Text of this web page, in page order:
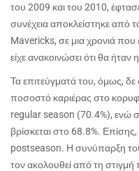
του 2009 και του 2010,
συνέχεια αποκλείστηκε από
Mavericks, σε μια χρονιά
είχε ανακοινώσει ότι θα ήταν
Τα επιτεύγματά του, όμως,
ποσοστό καριέρας στο
regular season (70.4%), ενώ
βρίσκεται στο 68.8%. Επίσης,
postseason. Η συνύπαρξη
τον ακολουθεί από τη